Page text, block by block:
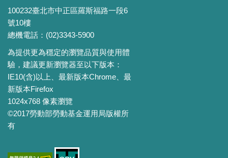
100232臺北市中正區羅斯福路一段6
號10樓
總機電話：(02)3343-5900
為提供更為穩定的瀏覽品質與使用體
驗，建議更新瀏覽器至以下版本：
IE10(含)以上、最新版本Chrome、最
新版本Firefox
1024x768 像素瀏覽
©2017勞動部勞動基金運用局版權所
有